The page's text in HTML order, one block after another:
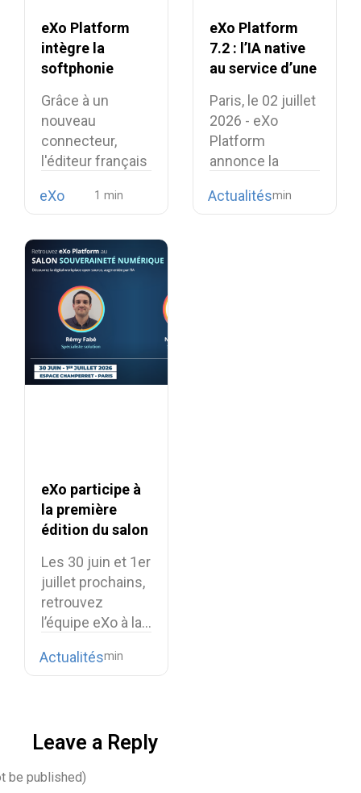
eXo Platform
intègre la
softphonie
renforce son
alternative
européenne aux
suites
collaboratives
Grâce à un
nouveau
connecteur,
l'éditeur français
téléphonie open
eXo
eXo Platform
7.2 : l’IA native
au service d’une
travail unifiée et
intelligente
Paris, le 02 juillet
2026 - eXo
Platform
annonce la
Actualités
eXo participe à
la première
édition du salon
Numérique
Les 30 juin et 1er
juillet prochains,
retrouvez
l’équipe eXo à la…
Actualités
Leave a Reply
be published)